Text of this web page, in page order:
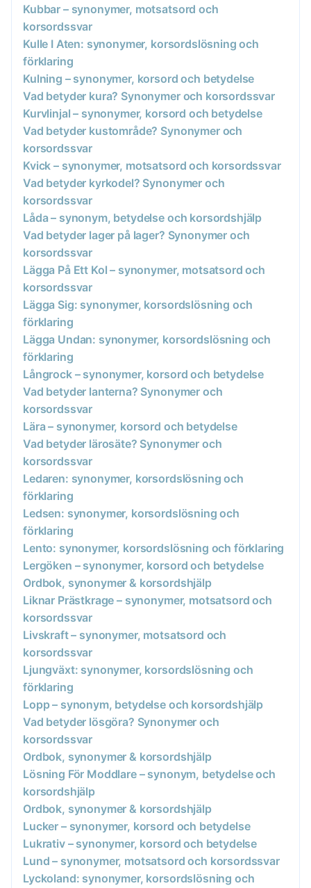
Kubbar – synonymer, motsatsord och
korsordssvar
Kulle I Aten: synonymer, korsordslösning och
förklaring
Kulning – synonymer, korsord och betydelse
Vad betyder kura? Synonymer och korsordssvar
Kurvlinjal – synonymer, korsord och betydelse
Vad betyder kustområde? Synonymer och
korsordssvar
Kvick – synonymer, motsatsord och korsordssvar
Vad betyder kyrkodel? Synonymer och
korsordssvar
Låda – synonym, betydelse och korsordshjälp
Vad betyder lager på lager? Synonymer och
korsordssvar
Lägga På Ett Kol – synonymer, motsatsord och
korsordssvar
Lägga Sig: synonymer, korsordslösning och
förklaring
Lägga Undan: synonymer, korsordslösning och
förklaring
Långrock – synonymer, korsord och betydelse
Vad betyder lanterna? Synonymer och
korsordssvar
Lära – synonymer, korsord och betydelse
Vad betyder lärosäte? Synonymer och
korsordssvar
Ledaren: synonymer, korsordslösning och
förklaring
Ledsen: synonymer, korsordslösning och
förklaring
Lento: synonymer, korsordslösning och förklaring
Lergöken – synonymer, korsord och betydelse
Ordbok, synonymer & korsordshjälp
Liknar Prästkrage – synonymer, motsatsord och
korsordssvar
Livskraft – synonymer, motsatsord och
korsordssvar
Ljungväxt: synonymer, korsordslösning och
förklaring
Lopp – synonym, betydelse och korsordshjälp
Vad betyder lösgöra? Synonymer och
korsordssvar
Ordbok, synonymer & korsordshjälp
Lösning För Moddlare – synonym, betydelse och
korsordshjälp
Ordbok, synonymer & korsordshjälp
Lucker – synonymer, korsord och betydelse
Lukrativ – synonymer, korsord och betydelse
Lund – synonymer, motsatsord och korsordssvar
Lyckoland: synonymer, korsordslösning och